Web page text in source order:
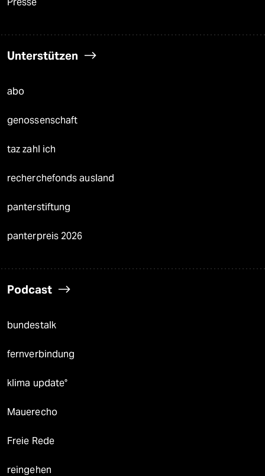
Unterstützen
abo
genossenschaft
taz zahl ich
recherchefonds ausland
panterstiftung
panterpreis 2026
Podcast
bundestalk
fernverbindung
klima update°
Mauerecho
Freie Rede
reingehen